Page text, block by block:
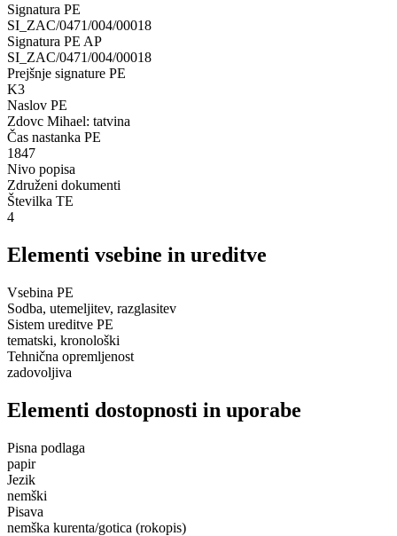
Signatura PE
SI_ZAC/0471/004/00018
Signatura PE AP
SI_ZAC/0471/004/00018
Prejšnje signature PE
K3
Naslov PE
Zdovc Mihael: tatvina
Čas nastanka PE
1847
Nivo popisa
Združeni dokumenti
Številka TE
4
Elementi vsebine in ureditve
Vsebina PE
Sodba, utemeljitev, razglasitev
Sistem ureditve PE
tematski, kronološki
Tehnična opremljenost
zadovoljiva
Elementi dostopnosti in uporabe
Pisna podlaga
papir
Jezik
nemški
Pisava
nemška kurenta/gotica (rokopis)